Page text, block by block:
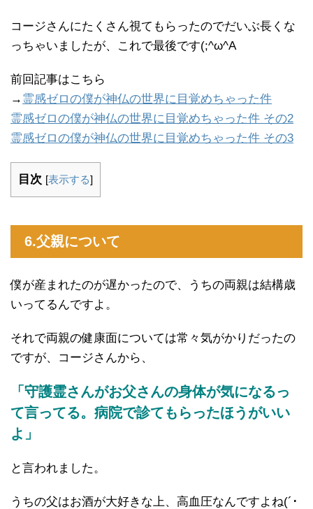
コージさんにたくさん視てもらったのでだいぶ長くな
っちゃいましたが、これで最後です(;^ω^A
前回記事はこちら
→ 霊感ゼロの僕が神仏の世界に目覚めちゃった件
霊感ゼロの僕が神仏の世界に目覚めちゃった件 その2
霊感ゼロの僕が神仏の世界に目覚めちゃった件 その3
目次 [表示する]
6.父親について
僕が産まれたのが遅かったので、うちの両親は結構歳
いってるんですよ。
それで両親の健康面については常々気がかりだったの
ですが、コージさんから、
「守護霊さんがお父さんの身体が気になるっ
て言ってる。病院で診てもらったほうがいい
よ」
と言われました。
うちの父はお酒が大好きな上、高血圧なんですよね(´･